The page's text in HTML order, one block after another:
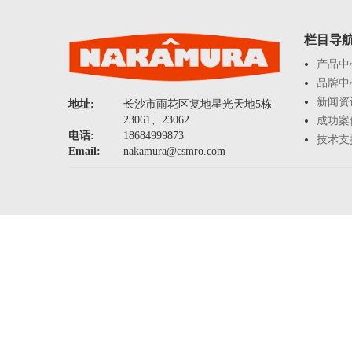
地址:
长沙市雨花区复地星光天地5栋
23061、23062
电话:
18684999873
Email:
nakamura@csmro.com
栏目导
产品中
品牌中
新闻资
成功案
技术支